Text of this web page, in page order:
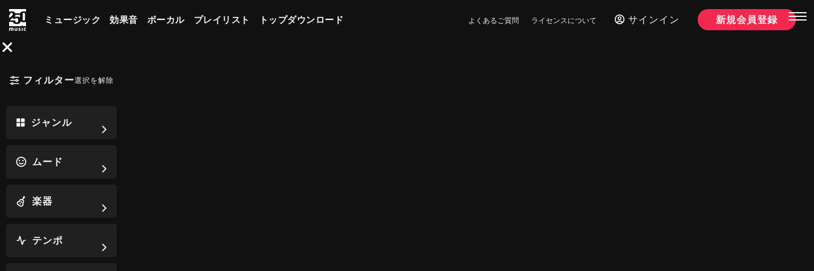
ミュージック 効果音 ボーカル プレイリスト トップダウンロード よくあるご質問 ライセンスについて サインイン 新規会員登録
フィルター選択を解除
ジャンル
ムード
楽器
テンポ